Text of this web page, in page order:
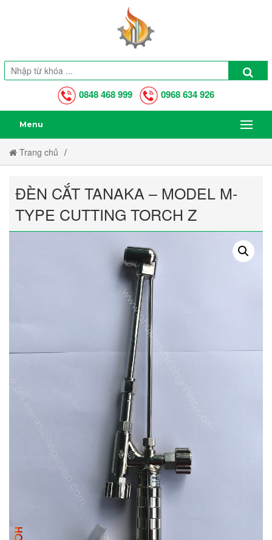
0848 468 999 0968 634 926
Menu
Trang chủ
ĐÈN CẮT TANAKA – MODEL M-
TYPE CUTTING TORCH Z